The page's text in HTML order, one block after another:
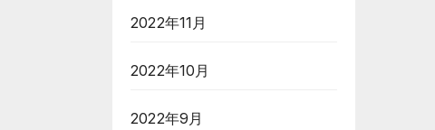
2022年11月
2022年10月
2022年9月